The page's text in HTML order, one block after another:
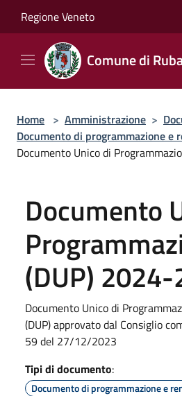
Regione Veneto
Comune di
Home > Amministrazione >
Documento di programmazione e
Documento Unico di
Documento
(DUP)
Documento Unico di
(DUP) approvato dal Consiglio
59 del 27/12/2023
Tipi di documento:
Documento di programmazione e